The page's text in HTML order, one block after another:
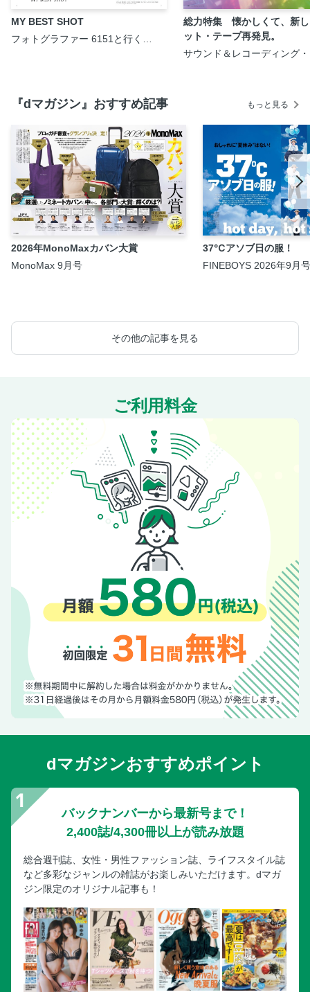
MY BEST SHOT
フォトグラファー 6151と行く
総力特集 懐かしくて、新
ット・テープ再発見。
サウンド＆レコーディング
『dマガジン』おすすめ記事 もっと見る
2026年MonoMaxカバン大賞
MonoMax 9月号
37℃アソブ日の服！
FINEBOYS 2026年9月
その他の記事を見る
ご利用料金
dマガジンおすすめポイント
バックナンバーから最新号まで！
2,400誌/4,300冊以上が読み放題
総合週刊誌、女性・男性ファッション誌、ライフスタイル誌
など多彩なジャンルの雑誌がお楽しみいただけます。dマガ
ジン限定のオリジナル記事も！